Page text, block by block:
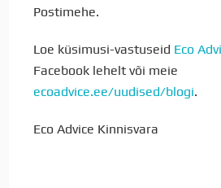
Postimehe.
Loe küsimusi-vastuseid Eco
Facebook lehelt või meie
ecoadvice.ee/uudised/blogi.
Eco Advice Kinnisvara